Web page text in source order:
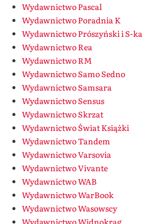
Wydawnictwo Pascal
Wydawnictwo Poradnia K
Wydawnictwo Prószyński i S-ka
Wydawnictwo Rea
Wydawnictwo RM
Wydawnictwo Samo Sedno
Wydawnictwo Samsara
Wydawnictwo Sensus
Wydawnictwo Skrzat
Wydawnictwo Świat Książki
Wydawnictwo Tandem
Wydawnictwo Varsovia
Wydawnictwo Vivante
Wydawnictwo WAB
Wydawnictwo WarBook
Wydawnictwo Wasowscy
Wydawnictwo Widnokrąg